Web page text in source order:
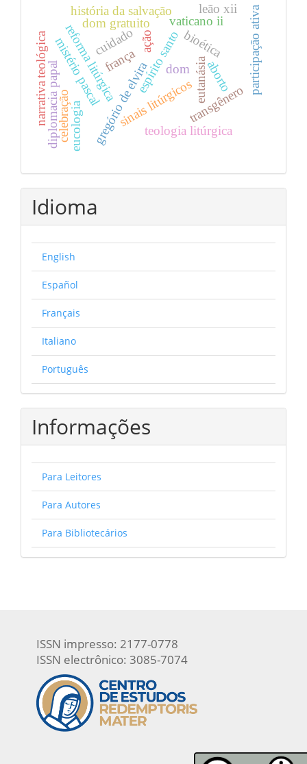
gregório de elviraespírito santo
dom
ação bioética
eutanásia
transgênero
aborto
cuidado
reforma litúrgica
vaticano ii participação ativa
sinais litúrgicos
mistério pascal
eucologia
história da salvação
teologia litúrgica
leão xii
diplomacia papal
dom gratuito
narrativa teológicacelebração
frança
Idioma
English
Español
Français
Italiano
Português
Informações
Para Leitores
Para Autores
Para Bibliotecários
ISSN impresso: 2177-0778
ISSN electrônico: 3085-7074